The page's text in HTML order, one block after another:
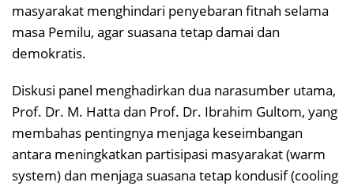
masyarakat menghindari penyebaran fitnah selama
masa Pemilu, agar suasana tetap damai dan
demokratis.
Diskusi panel menghadirkan dua narasumber utama,
Prof. Dr. M. Hatta dan Prof. Dr. Ibrahim Gultom, yang
membahas pentingnya menjaga keseimbangan
antara meningkatkan partisipasi masyarakat (warm
system) dan menjaga suasana tetap kondusif (cooling